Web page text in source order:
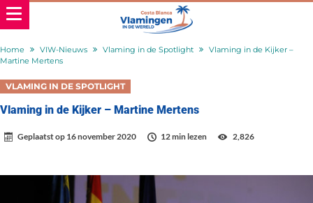
Home VIW-Nieuws Vlaming in de Spotlight
Vlaming in de Kijker –
Martine Mertens
VLAMING IN DE SPOTLIGHT
Vlaming in de Kijker – Martine Mertens
Geplaatst op 16 november 2020 12 min lezen 2,826